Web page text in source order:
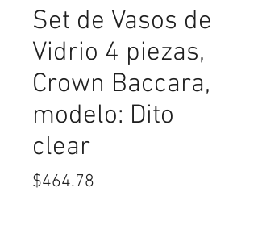
Set de Vasos de
Vidrio 4 piezas,
Crown Baccara,
modelo: Dito
clear
$464.78